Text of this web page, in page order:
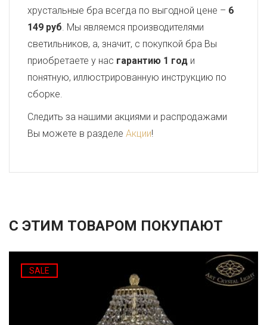
хрустальные бра всегда по выгодной цене – 6
149 руб. Мы являемся производителями
светильников, а, значит, с покупкой бра Вы
приобретаете у нас гарантию 1 год и
понятную, иллюстрированную инструкцию по
сборке.
Следить за нашими акциями и распродажами
Вы можете в разделе Акции!
С ЭТИМ ТОВАРОМ ПОКУПАЮТ
SALE